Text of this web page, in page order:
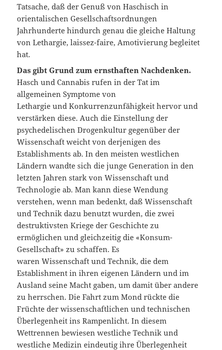
Tatsache, daß der Genuß von Haschisch in
orientalischen Gesellschaftsordnungen
Jahrhunderte hindurch genau die gleiche Haltung
von Lethargie, laissez-faire, Amotivierung begleitet
hat.
Das gibt Grund zum ernsthaften Nachdenken.
Hasch und Cannabis rufen in der Tat im
allgemeinen Symptome von
Lethargie und Konkurrenzunfähigkeit hervor und
verstärken diese. Auch die Einstellung der
psychedelischen Drogenkultur gegenüber der
Wissenschaft weicht von derjenigen des
Establishments ab. In den meisten westlichen
Ländern wandte sich die junge Generation in den
letzten Jahren stark von Wissenschaft und
Technologie ab. Man kann diese Wendung
verstehen, wenn man bedenkt, daß Wissenschaft
und Technik dazu benutzt wurden, die zwei
destruktivsten Kriege der Geschichte zu
ermöglichen und gleichzeitig die «Konsum-
Gesellschaft» zu schaffen. Es
waren Wissenschaft und Technik, die dem
Establishment in ihren eigenen Ländern und im
Ausland seine Macht gaben, um damit über andere
zu herrschen. Die Fahrt zum Mond rückte die
Früchte der wissenschaftlichen und technischen
Überlegenheit ins Rampenlicht. In diesem
Wettrennen bewiesen westliche Technik und
westliche Medizin eindeutig ihre Überlegenheit